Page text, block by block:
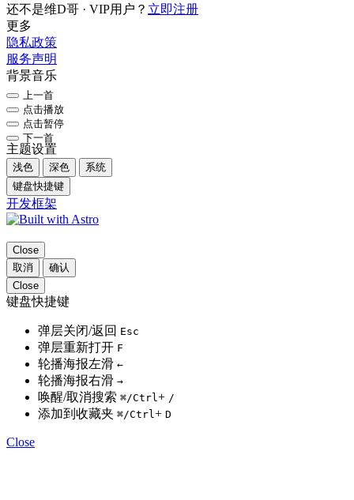
还不是维D哥 · VIP用户？ 立即注册
更多
隐私政策
服务声明
背景音乐
上一首
点击播放
点击暂停
下一首
主题设置
浅色 深色
系统
键盘快捷键
开发框架
Close
取消
确认
Close
键盘快捷键
弹层关闭/返回 Esc
弹层重新打开 F
轮播海报左滑 ←
轮播海报右滑 →
唤醒/取消搜索 ⌘/Ctrl + /
添加到收藏夹 ⌘/Ctrl + D
Close